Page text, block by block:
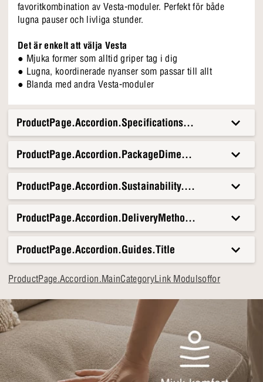
favoritkombination av Vesta-moduler. Perfekt för både
lugna pauser och livliga stunder.
Det är enkelt att välja Vesta
● Mjuka former som alltid griper tag i dig
● Lugna, koordinerade nyanser som passar till allt
● Blanda med andra Vesta-moduler
ProductPage.Accordion.Specifications.Title
ProductPage.Accordion.Sustainability.Title
ProductPage.Accordion.DeliveryMethods.Title
ProductPage.Accordion.Guides.Title
ProductPage.Accordion.MainCategoryLink Modulsoffor